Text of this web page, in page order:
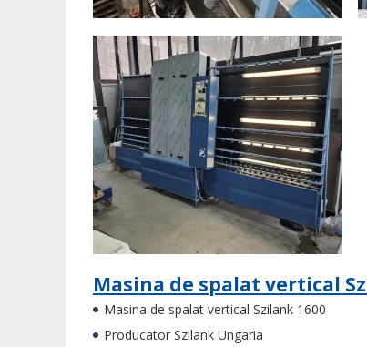
Masina de spalat vertical
Masina de spalat vertical Szilank 1600
Producator Szilank Ungaria